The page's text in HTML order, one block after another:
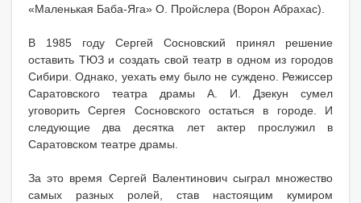
«Маленькая Баба-Яга» О. Пройслера (Ворон Абрахас).
В 1985 году Сергей Сосновский принял решение
оставить ТЮЗ и создать свой театр в одном из городов
Сибири. Однако, уехать ему было не суждено. Режиссер
Саратовского театра драмы А. И. Дзекун сумел
уговорить Сергея Сосновского остаться в городе. И
следующие два десятка лет актер прослужил в
Саратовском театре драмы.
За это время Сергей Валентинович сыграл множество
самых разных ролей, став настоящим кумиром